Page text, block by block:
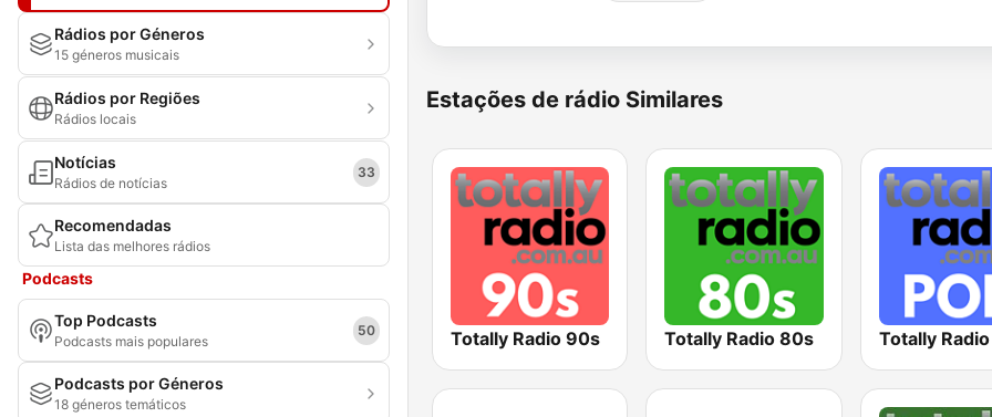
Rádios por Géneros
15 géneros musicais
Rádios por Regiões
Rádios locais
Notícias
Rádios de notícias
33
Recomendadas
Lista das melhores rádios
Podcasts
Top Podcasts
Podcasts mais populares
50
Podcasts por Géneros
18 géneros temáticos
Estações de rádio Similares
Totally Radio 90s Totally Radio 80s Totally